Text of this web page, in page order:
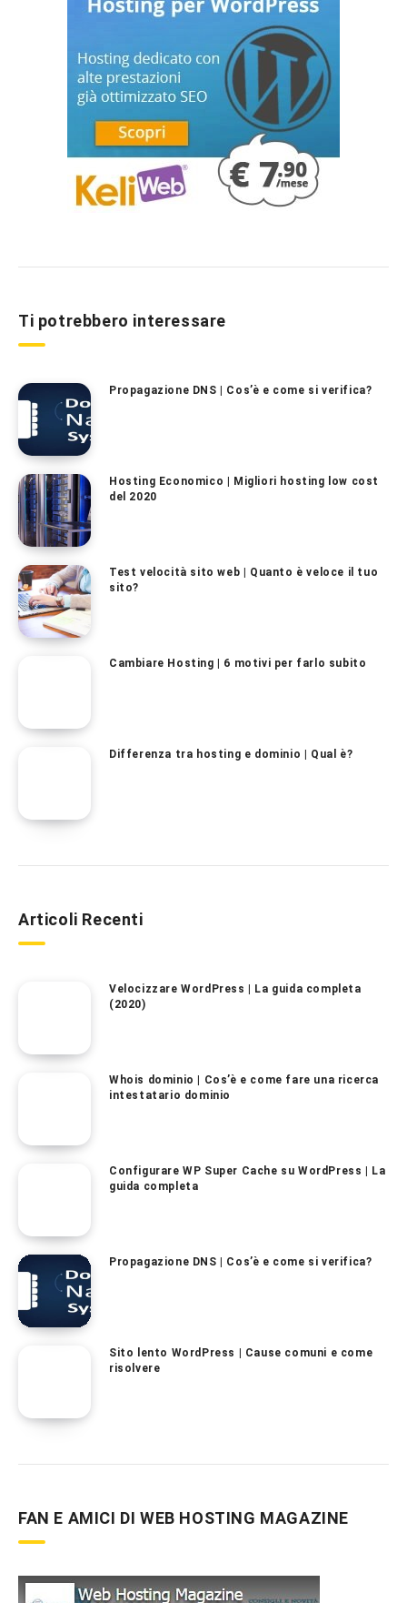
Ti potrebbero interessare
Propagazione DNS | Cos’è e come si verifica?
Hosting Economico | Migliori hosting low cost
del 2020
Test velocità sito web | Quanto è veloce il tuo
sito?
Cambiare Hosting | 6 motivi per farlo subito
Differenza tra hosting e dominio | Qual è?
Articoli Recenti
Velocizzare WordPress | La guida completa
(2020)
Whois dominio | Cos’è e come fare una ricerca
intestatario dominio
Configurare WP Super Cache su WordPress | La
guida completa
Propagazione DNS | Cos’è e come si verifica?
Sito lento WordPress | Cause comuni e come
risolvere
FAN E AMICI DI WEB HOSTING MAGAZINE